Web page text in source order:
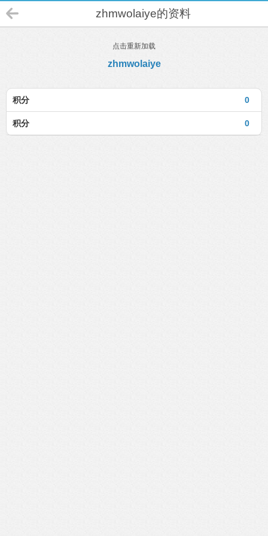
zhmwolaiye的资料
点击重新加载
zhmwolaiye
0
积分
0
积分